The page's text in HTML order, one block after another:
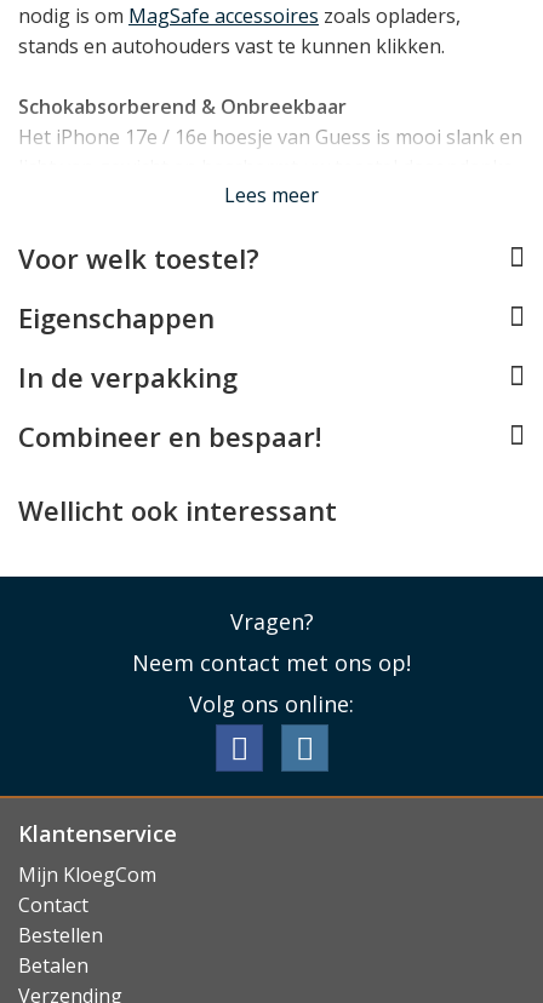
nodig is om MagSafe accessoires zoals opladers,
stands en autohouders vast te kunnen klikken.
Schokabsorberend & Onbreekbaar
Het iPhone 17e / 16e hoesje van Guess is mooi slank en
doeltreffend dankzij de basis van TPU. Dit is een
schokabsorberend is, waardoor het een zeer goede
materiaal bedekt alle randen en hoeken van uw iPhone
het display.
Perfect op maat
iPhone 17e / 16e en past daarom als gegoten. Alle
knopjes kunt u blijven gebruiken, de USB-C aansluiting
Lees minder
Lees meer
Voor welk toestel?
Eigenschappen
In de verpakking
Combineer en bespaar!
Wellicht ook interessant
Vragen?
Neem contact met ons op!
Volg ons online:
Klantenservice
Mijn KloegCom
Contact
Bestellen
Betalen
Verzending